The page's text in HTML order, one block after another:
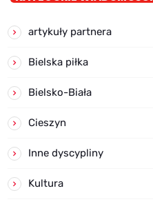
artykuły partnera
Bielska piłka
Bielsko-Biała
Cieszyn
Inne dyscypliny
Kultura